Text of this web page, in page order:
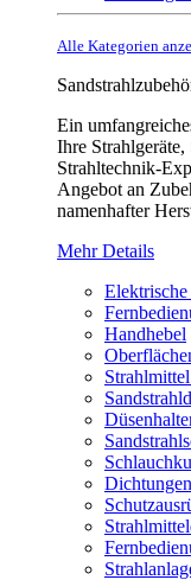
Alle Kategorien
Ein
Ihre
Strahltechnik-
Angebot an
namenhafter
Mehr Details
Elektrische
Handhebel